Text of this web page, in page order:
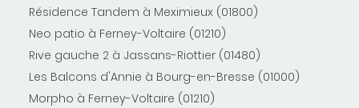
Résidence Tandem à Meximieux (01800)
Neo patio à Ferney-Voltaire (01210)
Rive gauche 2 à Jassans-Riottier (01480)
Les Balcons d'Annie à Bourg-en-Bresse (01000)
Morpho à Ferney-Voltaire (01210)